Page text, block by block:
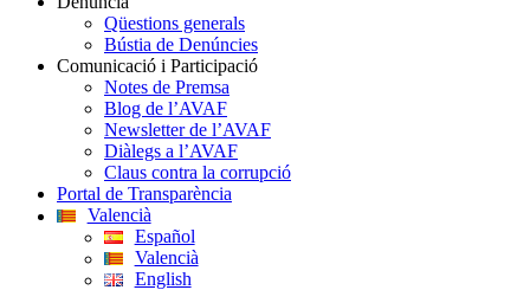
Qüestions generals
Bústia de Denúncies
Comunicació i Participació
Notes de Premsa
Blog de l’AVAF
Newsletter de l’AVAF
Diàlegs a l’AVAF
Claus contra la corrupció
Portal de Transparència
Valencià
Español
Valencià
English